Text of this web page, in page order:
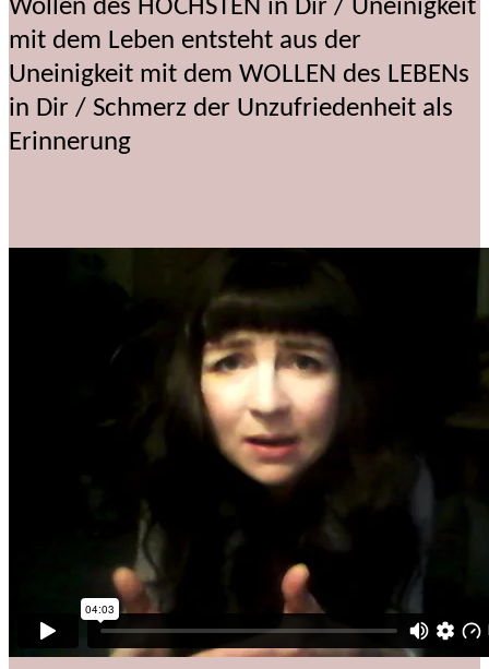
Wollen des HÖCHSTEN in Dir / Uneinigkeit
mit dem Leben entsteht aus der
Uneinigkeit mit dem WOLLEN des LEBENs
in Dir / Schmerz der Unzufriedenheit als
Erinnerung